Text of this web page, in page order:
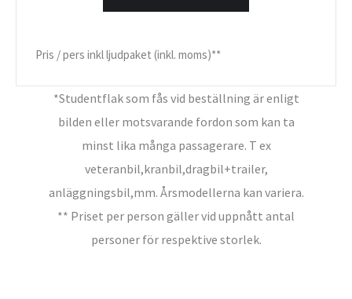
Pris / pers inkl ljudpaket (inkl. moms)**
*Studentflak som fås vid beställning är enligt
bilden eller motsvarande fordon som kan ta
minst lika många passagerare. T ex
veteranbil,kranbil,dragbil+trailer,
anläggningsbil,mm. Årsmodellerna kan variera.
** Priset per person gäller vid uppnått antal
personer för respektive storlek.